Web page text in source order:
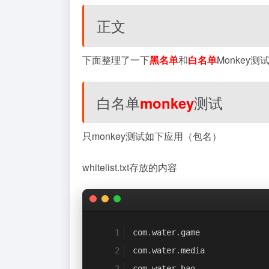
正文
下面整理了一下黑名单和白名单Monkey测试
白名单monkey测试
只monkey测试如下应用（包名）
whitelist.txt存放的内容
com.water. game
com.water.media